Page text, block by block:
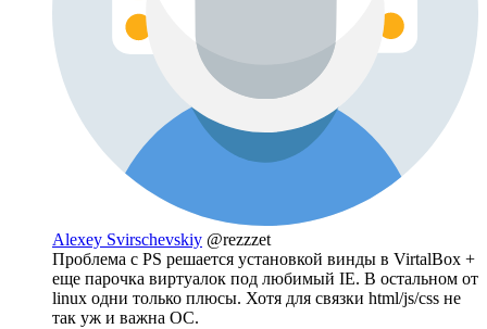
Alexey Svirschevskiy @rezzzet
Проблема с PS решается установкой винды в VirtalBox +
еще парочка виртуалок под любимый IE. В остальном от
linux одни только плюсы. Хотя для связки html/js/css не
так уж и важна ОС.